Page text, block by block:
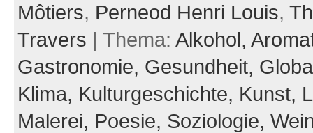
Môtiers, Perneod Henri Louis,
Travers | Thema: Alkohol,
Gastronomie, Gesundheit,
Klima, Kulturgeschichte, Kunst,
Malerei, Poesie, Soziologie,